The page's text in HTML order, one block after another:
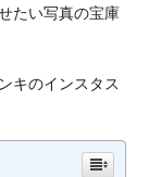
たい写真の宝庫
キのインスタス